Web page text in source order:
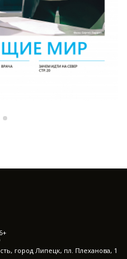
город Липецк, пл. Плеханова, 1